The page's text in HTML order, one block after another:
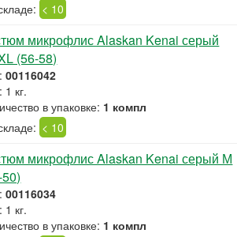
< 10
микрофлис Alaskan Kenai серый
(56-58)
00116042
1 кг.
в упаковке: 1 компл
< 10
микрофлис Alaskan Kenai серый М
00116034
1 кг.
в упаковке: 1 компл